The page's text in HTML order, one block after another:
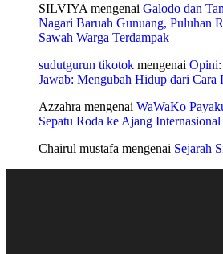
SILVIYA mengenai Galodo dan
Nagari Baruah Gunuang, Puluhan
Sawah Warga Terdampak
sudutgurun tikotok mengenai Opini:
Jawab: Mengubah Hidup dari Cara
Azzahra mengenai WaWaKo
Sepatu Roda ke Ajang
Chairul mustafa mengenai Sejarah